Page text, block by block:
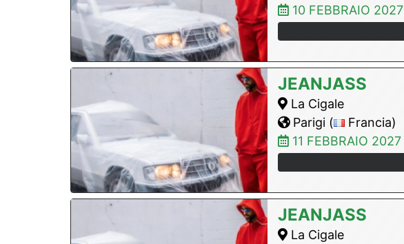
10 FEBBRAIO 2027
JEANJASS
La Cigale
Parigi (
Francia)
11 FEBBRAIO 2027
JEANJASS
La Cigale